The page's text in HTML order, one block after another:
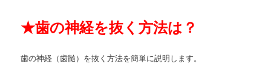
★歯の神経を抜く方法は？
歯の神経（歯髄）を抜く方法を簡単に説明します。